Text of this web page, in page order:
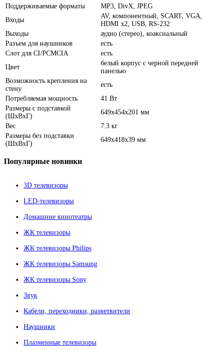
Поддерживаемые форматы
MP3, DivX, JPEG
Входы
AV, компонентный, SCART, VGA,
HDMI x2, USB, RS-232
Выходы
аудио (стерео), коаксиальный
Разъем для наушников
есть
Слот для CI/PCMCIA
есть
Цвет
белый корпус с черной передней
панелью
Возможность крепления на
стену
есть
Потребляемая мощность
41 Вт
Размеры с подставкой
(ШxВxГ)
649x454x201 мм
Вес
7.3 кг
Размеры без подставки
(ШxВxГ)
649x418x39 мм
Популярные новинки
3D телевизоры
LED-телевизоры
Домашние кинотеатры
ЖК телевизоры
ЖК телевизоры Philips
ЖК телевизоры Samsung
ЖК телевизоры Sony
Звук
Кабели, переходники, разветвители
Наушники
Плазменные телевизоры